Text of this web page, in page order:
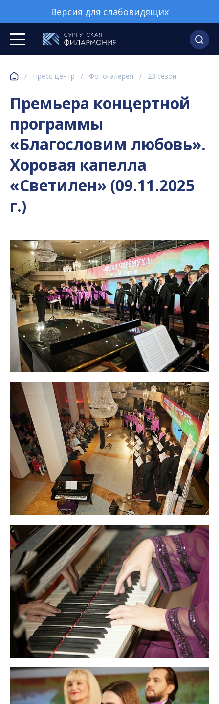
Версия для слабовидящих
/ Пресс-центр / Фотогалерея / 23 сезон
Премьера концертной
программы
«Благословим любовь».
Хоровая капелла
«Светилен» (09.11.2025
г.)